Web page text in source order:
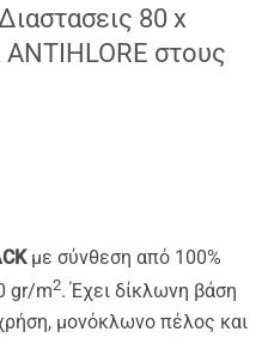
80 x
στους
με σύνθεση από 100%
gr/m2. Έχει δίκλωνη βάση
μονόκλωνο πέλος και